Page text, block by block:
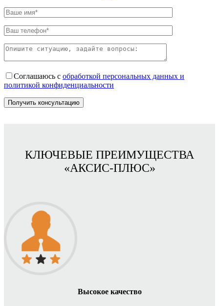
Соглашаюсь с обработкой персональных данных и
политикой конфиденциальности
КЛЮЧЕВЫЕ ПРЕИМУЩЕСТВА
«АКСИС-ПЛЮС»
Высокое качество